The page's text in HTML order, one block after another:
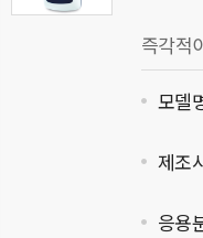
즉각적
모델
제조
응용